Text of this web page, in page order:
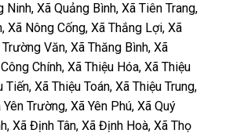
Ninh, Xã Quảng Bình, Xã Tiên Trang,
Xã Nông Cống, Xã Thắng Lợi, Xã
Văn, Xã Thăng Bình, Xã
Chính, Xã Thiệu Hóa, Xã Thiệu
Tiến, Xã Thiệu Toán, Xã Thiệu Trung,
Trường, Xã Yên Phú, Xã Quý
Xã Định Tân, Xã Định Hoà, Xã Thọ